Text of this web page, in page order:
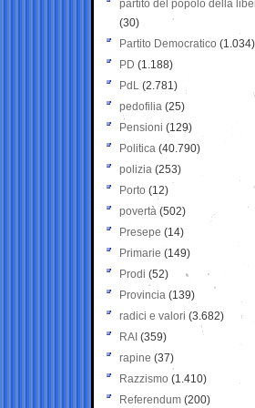
partito del popolo della
(30)
Partito Democratico (1.034)
PD (1.188)
PdL (2.781)
pedofilia (25)
Pensioni (129)
Politica (40.790)
polizia (253)
Porto (12)
povertà (502)
Presepe (14)
Primarie (149)
Prodi (52)
Provincia (139)
radici e valori (3.682)
RAI (359)
rapine (37)
Razzismo (1.410)
Referendum (200)